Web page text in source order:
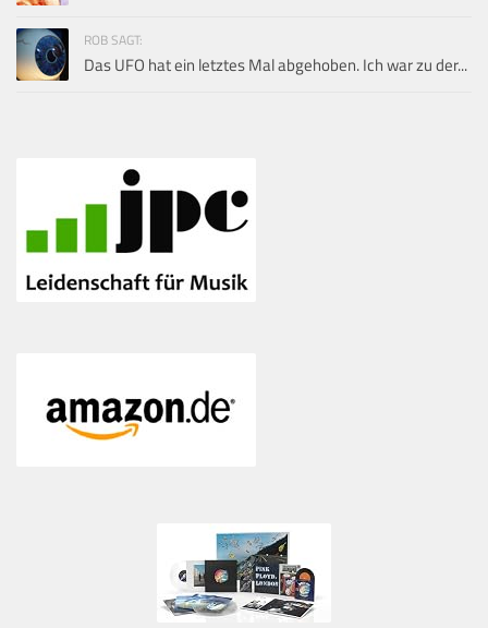
ROB SAGT:
Das UFO hat ein letztes Mal abgehoben. Ich war zu der...